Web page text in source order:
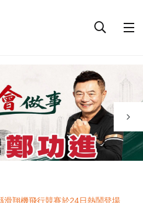
滑翔機飛行競賽於24日熱鬧登場